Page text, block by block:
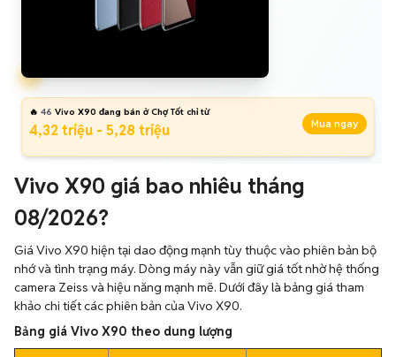
🔥 46 Vivo X90 đang bán ở Chợ Tốt chỉ từ
4,32 triệu - 5,28 triệu Mua ngay
Vivo X90 giá bao nhiêu tháng
08/2026?
Giá Vivo X90 hiện tại dao động mạnh tùy thuộc vào phiên bản bộ
nhớ và tình trạng máy. Dòng máy này vẫn giữ giá tốt nhờ hệ thống
camera Zeiss và hiệu năng mạnh mẽ. Dưới đây là bảng giá tham
khảo chi tiết các phiên bản của Vivo X90.
Bảng giá Vivo X90 theo dung lượng